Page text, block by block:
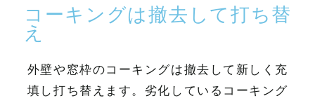
コーキングは撤去して打ち替
え
外壁や窓枠のコーキングは撤去して新しく充
填し打ち替えます。劣化しているコーキング